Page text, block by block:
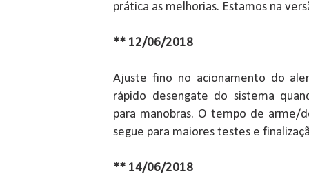
prática as melhorias. Estamos na
** 12/06/2018
Ajuste fino no acionamento do
rápido desengate do sistema
para manobras. O tempo de
segue para maiores testes e
** 14/06/2018